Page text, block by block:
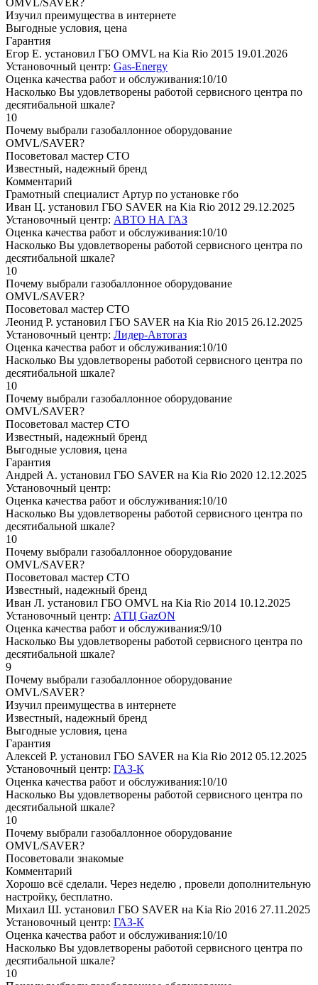
Изучил преимущества в интернете
Выгодные условия, цена
Гарантия
Егор Е. установил ГБО OMVL на Kia Rio 2015 19.01.2026
Установочный центр: Gas-Energy
Оценка качества работ и обслуживания:10/10
Насколько Вы удовлетворены работой сервисного центра по
десятибальной шкале?
10
Почему выбрали газобаллонное оборудование
OMVL/SAVER?
Посоветовал мастер СТО
Известный, надежный бренд
Комментарий
Грамотный специалист Артур по установке гбо
Иван Ц. установил ГБО SAVER на Kia Rio 2012 29.12.2025
Установочный центр: АВТО НА ГАЗ
Оценка качества работ и обслуживания:10/10
Насколько Вы удовлетворены работой сервисного центра по
десятибальной шкале?
10
Почему выбрали газобаллонное оборудование
OMVL/SAVER?
Посоветовал мастер СТО
Леонид Р. установил ГБО SAVER на Kia Rio 2015 26.12.2025
Установочный центр: Лидер-Автогаз
Оценка качества работ и обслуживания:10/10
Насколько Вы удовлетворены работой сервисного центра по
десятибальной шкале?
10
Почему выбрали газобаллонное оборудование
OMVL/SAVER?
Посоветовал мастер СТО
Известный, надежный бренд
Выгодные условия, цена
Гарантия
Андрей А. установил ГБО SAVER на Kia Rio 2020 12.12.2025
Установочный центр:
Оценка качества работ и обслуживания:10/10
Насколько Вы удовлетворены работой сервисного центра по
десятибальной шкале?
10
Почему выбрали газобаллонное оборудование
OMVL/SAVER?
Посоветовал мастер СТО
Известный, надежный бренд
Иван Л. установил ГБО OMVL на Kia Rio 2014 10.12.2025
Установочный центр: АТЦ GazON
Оценка качества работ и обслуживания:9/10
Насколько Вы удовлетворены работой сервисного центра по
десятибальной шкале?
9
Почему выбрали газобаллонное оборудование
OMVL/SAVER?
Изучил преимущества в интернете
Известный, надежный бренд
Выгодные условия, цена
Гарантия
Алексей Р. установил ГБО SAVER на Kia Rio 2012 05.12.2025
Установочный центр: ГАЗ-К
Оценка качества работ и обслуживания:10/10
Насколько Вы удовлетворены работой сервисного центра по
десятибальной шкале?
10
Почему выбрали газобаллонное оборудование
OMVL/SAVER?
Посоветовали знакомые
Комментарий
Хорошо всё сделали. Через неделю , провели дополнительную
настройку, бесплатно.
Михаил Ш. установил ГБО SAVER на Kia Rio 2016 27.11.2025
Установочный центр: ГАЗ-К
Оценка качества работ и обслуживания:10/10
Насколько Вы удовлетворены работой сервисного центра по
десятибальной шкале?
10